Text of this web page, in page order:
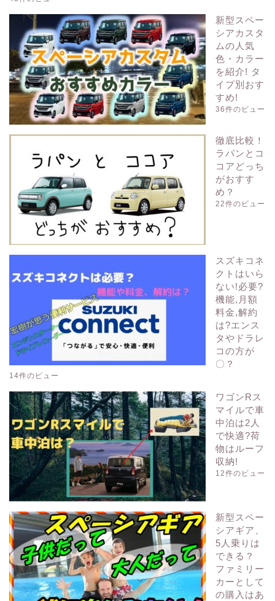
新型スペー
シアカスタ
ムの人気
色・カラー
を紹介! タ
イプ別おす
すめ!
36件のビュー
徹底比較！
ラパンとコ
コアどっち
がおすす
め？
22件のビュー
スズキコネ
クトはいら
ない!必要?
機能,月額
料金,解約
は?エンス
タやドラレ
コの方が
〇？
14件のビュー
ワゴンRス
マイルで車
中泊は2人
で快適?荷
物はルーフ
収納!
12件のビュー
新型スペー
シアギア、
5人乗りは
できる？
ファミリー
カーとして
の購入はあ